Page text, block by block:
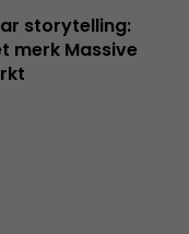
storytelling:
merk Massive